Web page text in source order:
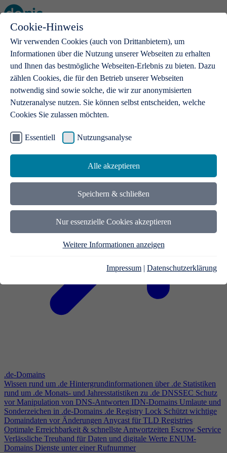
Cookie-Hinweis
Wir verwenden Cookies (auch von Drittanbietern), um
Informationen über die Nutzung unserer Webseiten zu erhalten
und Ihnen das bestmögliche Webseiten-Erlebnis zu bieten. Dazu
zählen Cookies, die für den Betrieb unserer Webseiten
notwendig sind sowie solche, die wir zur anonymisierten
Nutzeranalyse nutzen. Sie können selbst entscheiden, welche
Cookies Sie zulassen möchten.
Essentiell Nutzungsanalyse
Alle akzeptieren
Speichern & schließen
Nur essenzielle Cookies akzeptieren
Weitere Informationen anzeigen
Impressum | Datenschutzerklärung
Open main menu
.de-Domains
Mit einer .de-Domain erhalten Ideen eine Bühne
.de-Domains
Wissen rund um .de Hintergrundinformationen über .de Statistiken
rund um .de Monats- und Jahresstatistiken zu .de DNSSEC Schutz
vor Manipulation von DNS-Antworten IDN-Domains Umlaute und
Sonderzeichen in .de-Domains .de Registry Lock Schützt wichtige
Domaindaten vor ÄnderungenAnycast für TLD Registries
Optimale Erreichbarkeit & schnellste Antwortzeiten Escrow Service
Verlässliche Treuhand für Daten und digitale Werte ENUM-
Domains Dienste unter einer Rufnummer